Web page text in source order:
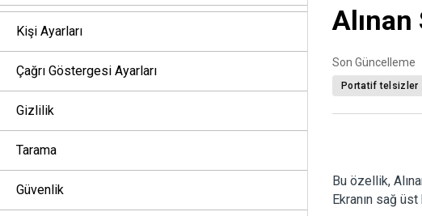
Kişi Ayarları
Çağrı Göstergesi Ayarları
Gizlilik
Tarama
Güvenlik
Son Güncelleme
Portatif telsizler
Bu özellik,
Ekranın sağ